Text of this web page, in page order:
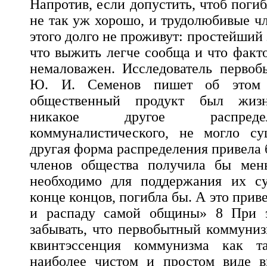
Напротив, если допустить, чтоб
не так уж хорошо, и трудолюбивые
этого долго не проживут: простейший
что выжить легче сообща и что
немаловажен. Исследователь
Ю. И. Семенов пишет об этом
общественный продукт был
никакое другое
коммуналистического, не могло
другая форма распределения привела
членов общества получила бы
необходимо для поддержания их
конце концов, погибла бы. А это
и распаду самой общины» 8 При
забывать, что первобытный
квинтэссенция коммунизма как
наиболее чистом и простом виде